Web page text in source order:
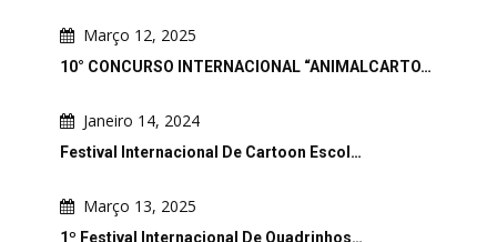
Março 12, 2025
10° CONCURSO INTERNACIONAL “ANIMALCARTO…
Janeiro 14, 2024
Festival Internacional De Cartoon Escol…
Março 13, 2025
1º Festival Internacional De Quadrinhos…